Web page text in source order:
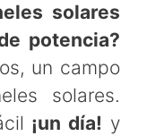
solares
potencia?
un campo
solares.
¡un día! y